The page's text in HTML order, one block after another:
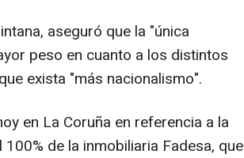
aseguró que la "única
peso en cuanto a los distintos
exista "más nacionalismo".
en La Coruña en referencia a la
de la inmobiliaria Fadesa, que